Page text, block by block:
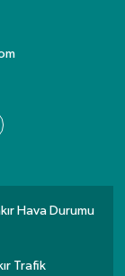
Hava Durumu
Trafik